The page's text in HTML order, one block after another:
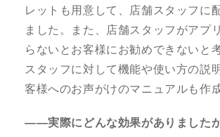
レットも用意して、店舗スタッフに
ました。また、店舗スタッフがアプ
らないとお客様にお勧めできないと
スタッフに対して機能や使い方の説
客様へのお声がけのマニュアルも作
――実際にどんな効果がありました